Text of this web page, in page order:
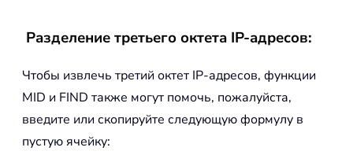
Разделение третьего октета IP-адресов:
Чтобы извлечь третий октет IP-адресов, функции
MID и FIND также могут помочь, пожалуйста,
введите или скопируйте следующую формулу в
пустую ячейку: